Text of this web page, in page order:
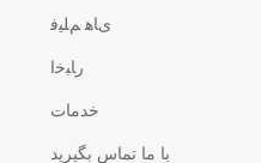
ﯼﺎﻫ ﻢﻠﯿﻓ
ﺭﺎﺒﺧﺍ
خدمات
با ما تماس بگیرید